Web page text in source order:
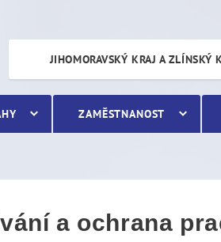
ochrana
JIHOMORAVSKÝ KRAJ A ZLÍNSKÝ
ZAMĚSTNANOST
a ochrana